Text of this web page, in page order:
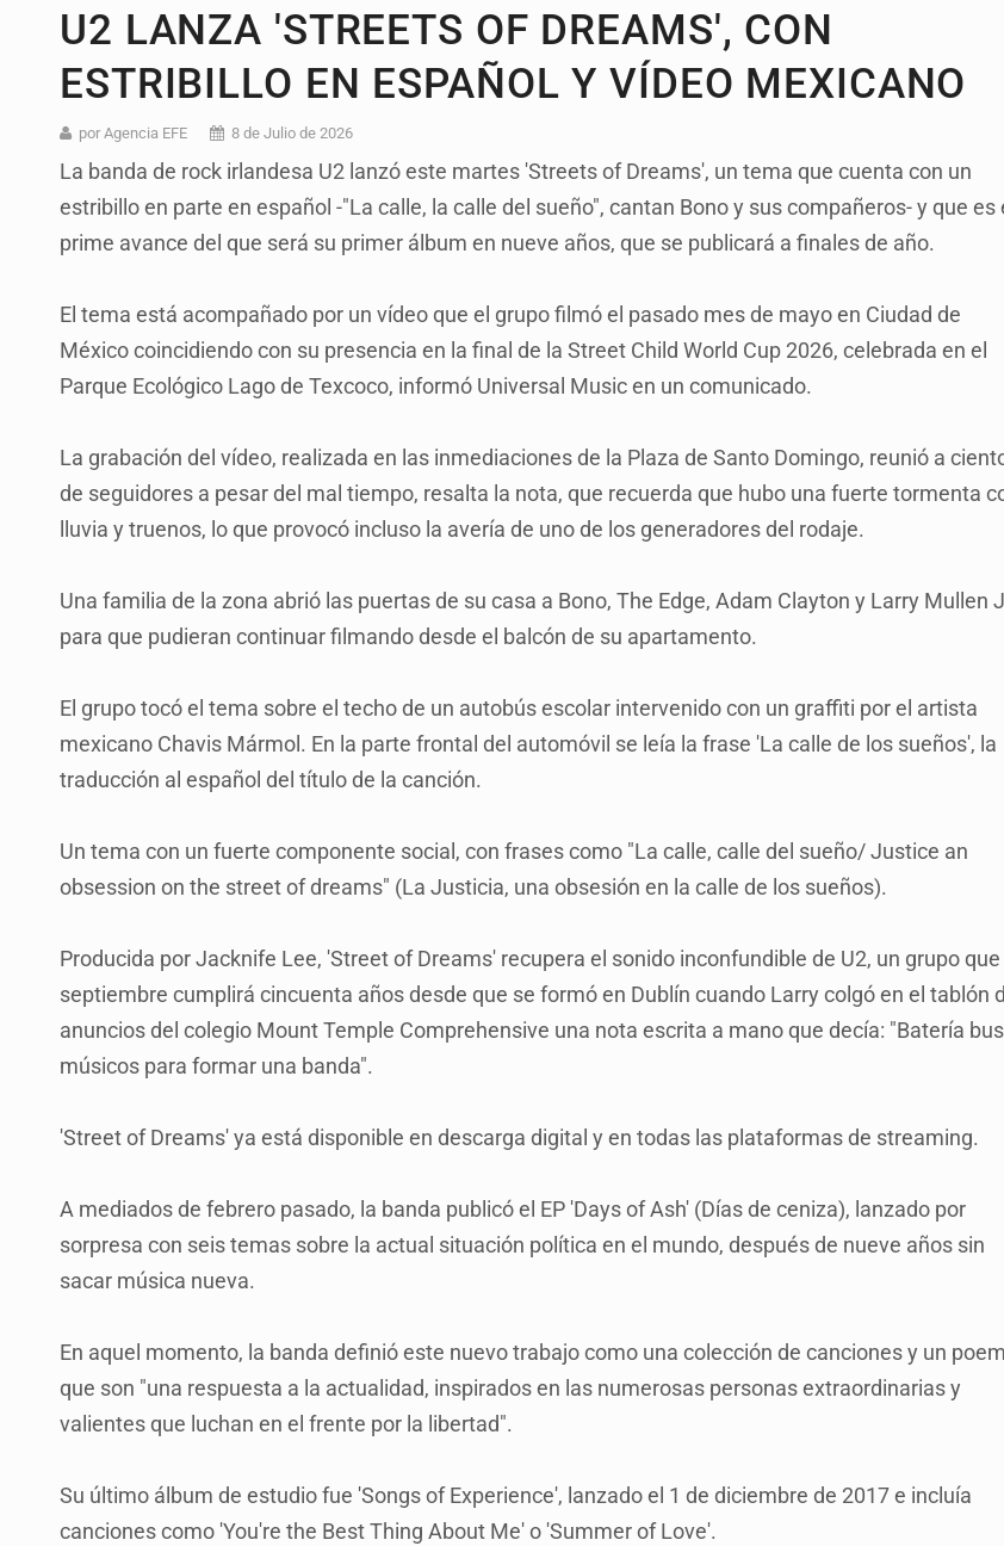
U2 LANZA 'STREETS OF DREAMS', CON
ESTRIBILLO EN ESPAÑOL Y VÍDEO MEXICANO
por Agencia EFE 8 de Julio de 2026
La banda de rock irlandesa U2 lanzó este martes 'Streets of Dreams', un tema que cuenta con un
estribillo en parte en español -"La calle, la calle del sueño", cantan Bono y sus compañeros- y que es
prime avance del que será su primer álbum en nueve años, que se publicará a finales de año.
El tema está acompañado por un vídeo que el grupo filmó el pasado mes de mayo en Ciudad de
México coincidiendo con su presencia en la final de la Street Child World Cup 2026, celebrada en el
Parque Ecológico Lago de Texcoco, informó Universal Music en un comunicado.
La grabación del vídeo, realizada en las inmediaciones de la Plaza de Santo Domingo, reunió a
de seguidores a pesar del mal tiempo, resalta la nota, que recuerda que hubo una fuerte tormenta
lluvia y truenos, lo que provocó incluso la avería de uno de los generadores del rodaje.
Una familia de la zona abrió las puertas de su casa a Bono, The Edge, Adam Clayton y Larry Mullen
para que pudieran continuar filmando desde el balcón de su apartamento.
El grupo tocó el tema sobre el techo de un autobús escolar intervenido con un graffiti por el artista
mexicano Chavis Mármol. En la parte frontal del automóvil se leía la frase 'La calle de los sueños', la
traducción al español del título de la canción.
Un tema con un fuerte componente social, con frases como "La calle, calle del sueño/ Justice an
obsession on the street of dreams" (La Justicia, una obsesión en la calle de los sueños).
Producida por Jacknife Lee, 'Street of Dreams' recupera el sonido inconfundible de U2, un grupo que
septiembre cumplirá cincuenta años desde que se formó en Dublín cuando Larry colgó en el tablón
anuncios del colegio Mount Temple Comprehensive una nota escrita a mano que decía: "Batería
músicos para formar una banda".
'Street of Dreams' ya está disponible en descarga digital y en todas las plataformas de streaming.
A mediados de febrero pasado, la banda publicó el EP 'Days of Ash' (Días de ceniza), lanzado por
sorpresa con seis temas sobre la actual situación política en el mundo, después de nueve años sin
sacar música nueva.
En aquel momento, la banda definió este nuevo trabajo como una colección de canciones y un
que son "una respuesta a la actualidad, inspirados en las numerosas personas extraordinarias y
valientes que luchan en el frente por la libertad".
Su último álbum de estudio fue 'Songs of Experience', lanzado el 1 de diciembre de 2017 e incluía
canciones como 'You're the Best Thing About Me' o 'Summer of Love'.